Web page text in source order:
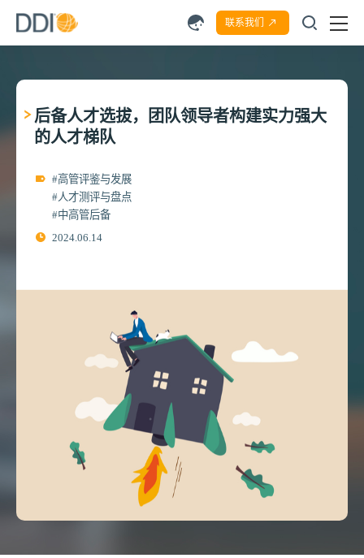
联系我们
后备人才选拔，团队领导者构建实力强大
的人才梯队
#高管评鉴与发展
#人才测评与盘点
#中高管后备
2024.06.14